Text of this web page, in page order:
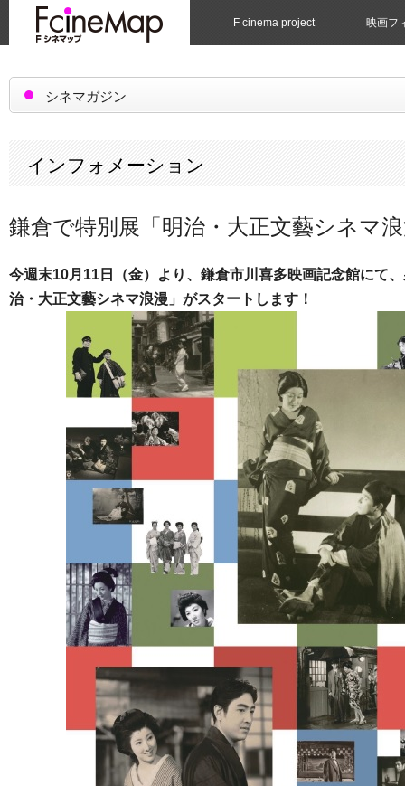
F cinema project 映画フ
シネマガジン
インフォメーション
鎌倉で特別展「明治・大正文藝シネマ
今週末10月11日（金）より、鎌倉市川喜多映画記念館にて
治・大正文藝シネマ浪漫」がスタートします！